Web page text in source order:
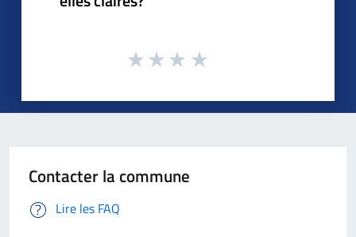
Contacter la commune
Lire les FAQ